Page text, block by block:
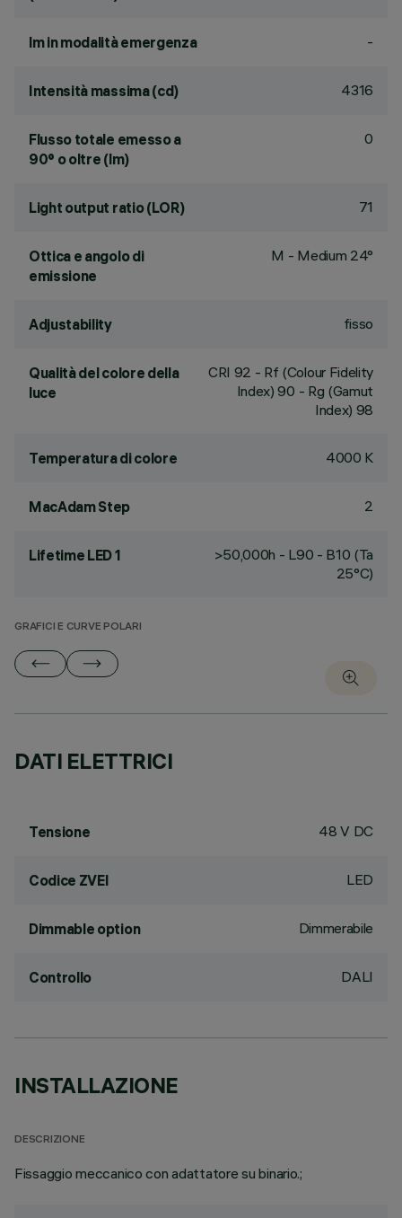
lm in modalità emergenza -
Intensità massima (cd) 4316
Flusso totale emesso a
90° o oltre (lm)
0
Light output ratio (LOR) 71
Ottica e angolo di
emissione
M - Medium 24°
Adjustability fisso
Qualità del colore della
luce
CRI 92 - Rf (Colour Fidelity
Index) 90 - Rg (Gamut
Index) 98
Temperatura di colore 4000 K
MacAdam Step 2
Lifetime LED 1
>50,000h - L90 - B10 (Ta
25°C)
GRAFICI E CURVE POLARI
DATI ELETTRICI
Tensione 48 V DC
Codice ZVEI LED
Dimmable option Dimmerabile
Controllo DALI
INSTALLAZIONE
DESCRIZIONE
Fissaggio meccanico con adattatore su binario.;